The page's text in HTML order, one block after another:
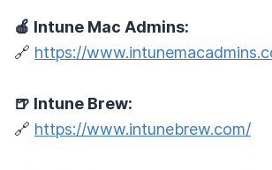
🍎 Intune Mac Admins:
🔗 https://
🍺 Intune Brew:
🔗 https://www.intunebrew.com/